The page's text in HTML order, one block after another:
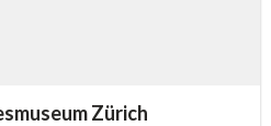
Zürich